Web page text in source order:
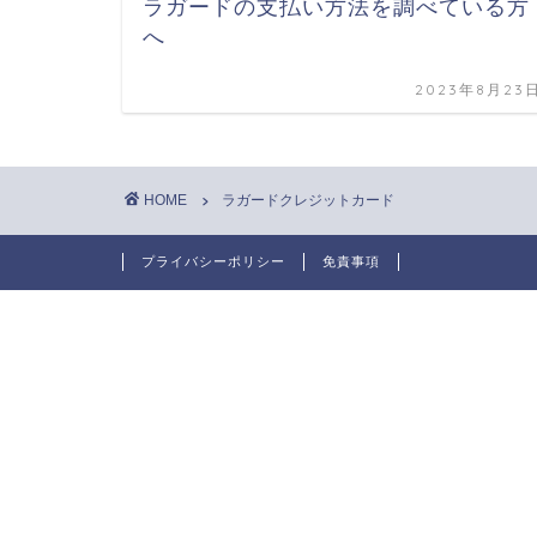
ラガードの支払い方法を調べている方
へ
2023年8月23
HOME ラガードクレジットカード
プライバシーポリシー 免責事項